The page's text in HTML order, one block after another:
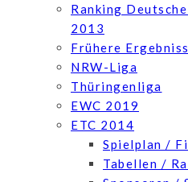
Ranking
2013
Frühere
NRW-Liga
Thüringenliga
EWC 2019
ETC 2014
Spielplan /
Tabellen /